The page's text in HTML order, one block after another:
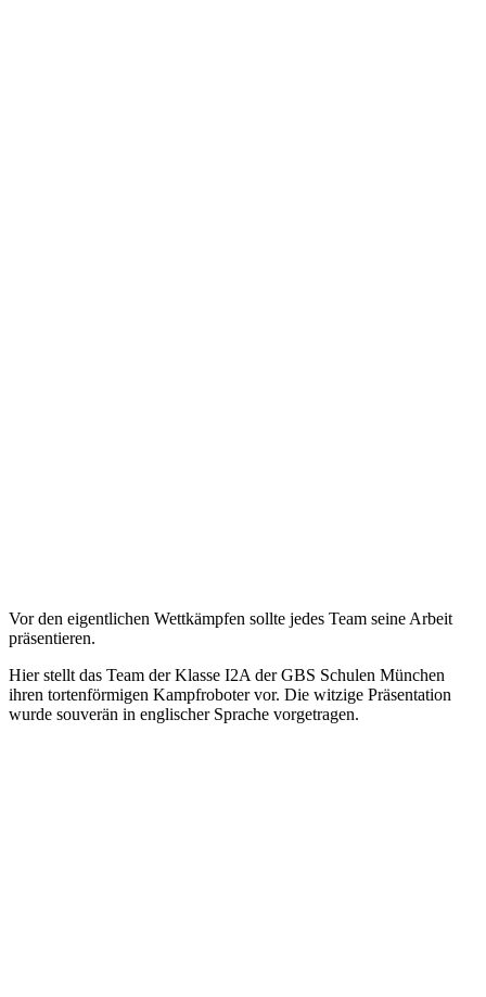
Vor den eigentlichen Wettkämpfen sollte jedes Team seine Arbeit
präsentieren.
Hier stellt das Team der Klasse I2A der GBS Schulen München
ihren tortenförmigen Kampfroboter vor. Die witzige Präsentation
wurde souverän in englischer Sprache vorgetragen.